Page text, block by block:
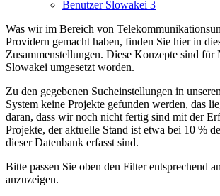
Benutzer Slowakei 3
Was wir im Bereich von
Providern gemacht haben, finden Sie hier in
Zusammenstellungen. Diese Konzepte sind für
Slowakei umgesetzt worden.
Zu den gegebenen Sucheinstellungen in
System keine Projekte gefunden werden, das
daran, dass wir noch nicht fertig sind mit der
Projekte, der aktuelle Stand ist etwa bei 10 %
dieser Datenbank erfasst sind.
Bitte passen Sie oben den Filter entsprechend
anzuzeigen.